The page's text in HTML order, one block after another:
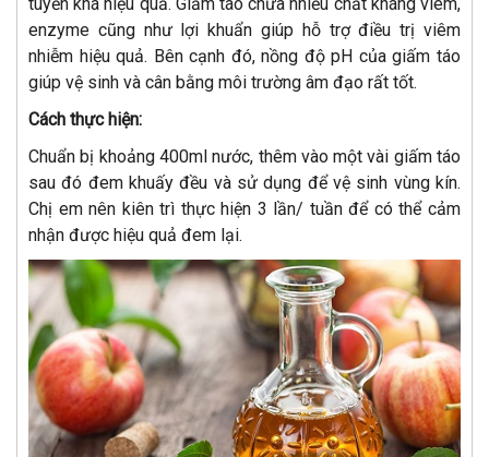
tuyến khá hiệu quả. Giấm táo chứa nhiều chất kháng viêm,
enzyme cũng như lợi khuẩn giúp hỗ trợ điều trị viêm
nhiễm hiệu quả. Bên cạnh đó, nồng độ pH của giấm táo
giúp vệ sinh và cân bằng môi trường âm đạo rất tốt.
Cách thực hiện:
Chuẩn bị khoảng 400ml nước, thêm vào một vài giấm táo
sau đó đem khuấy đều và sử dụng để vệ sinh vùng kín.
Chị em nên kiên trì thực hiện 3 lần/ tuần để có thể cảm
nhận được hiệu quả đem lại.